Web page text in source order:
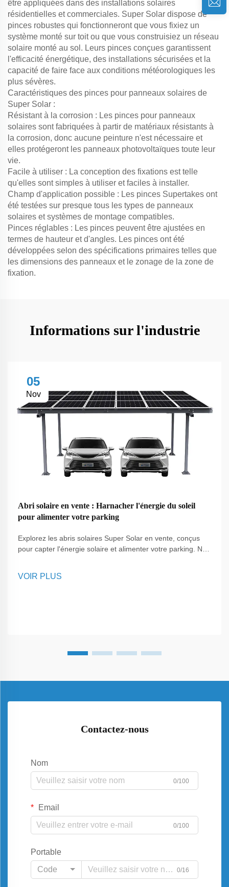
être appliquées dans des installations solaires
résidentielles et commerciales. Super Solar dispose de
pinces robustes qui fonctionneront que vous fixiez un
système monté sur toit ou que vous construisiez un réseau
solaire monté au sol. Leurs pinces conçues garantissent
l'efficacité énergétique, des installations sécurisées et la
capacité de faire face aux conditions météorologiques les
plus sévères.
Caractéristiques des pinces pour panneaux solaires de
Super Solar :
Résistant à la corrosion : Les pinces pour panneaux
solaires sont fabriquées à partir de matériaux résistants à
la corrosion, donc aucune peinture n'est nécessaire et
elles protégeront les panneaux photovoltaïques toute leur
vie.
Facile à utiliser : La conception des fixations est telle
qu'elles sont simples à utiliser et faciles à installer.
Champ d'application possible : Les pinces Supertakes ont
été testées sur presque tous les types de panneaux
solaires et systèmes de montage compatibles.
Pinces réglables : Les pinces peuvent être ajustées en
termes de hauteur et d'angles. Les pinces ont été
développées selon des spécifications primaires telles que
les dimensions des panneaux et le zonage de la zone de
fixation.
Informations sur l'industrie
05
Nov
Abri solaire en vente : Harnacher l'énergie du soleil
pour alimenter votre parking
Explorez les abris solaires Super Solar en vente, conçus
pour capter l'énergie solaire et alimenter votre parking. Nos
véhicules dans les environnements résidentiels et
VOIR PLUS
Contactez-nous
Nom
0/100
Email
0/100
Portable
Code
0/16